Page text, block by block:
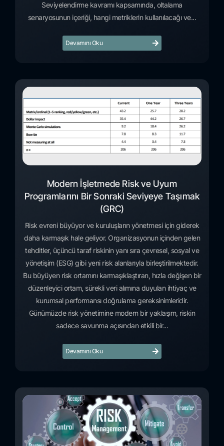
Seviyelendirme kavramı kapsamında, oltalama
senaryosunun içeriği, hangi metriklerin kullanılacağı ve...
Devamını Oku
Modern İşletmede Risk ve Uyum
Programlarını Bir Sonraki Seviyeye Taşımak
(GRC)
Risk evreni büyüyor ve kuruluşların yönetmesi için giderek
daha karmaşık hale geliyor. Organizasyonun içinden gelen
tehditler, üçüncü taraf riskinin yanı sıra çevresel, sosyal ve
yönetişim (ESG) gibi yeni risk alanlarıyla birleştirilmektedir.
Bu büyüyen risk ortamını karmaşıklaştıran, hızla değişen bir
düzenleyici ortam, sürekli veri alımına duyulan ihtiyaç ve
kurumsal performansı doğrulama gereksinimleridir.
Günümüzde risk yönetimine modern bir yaklaşım, riskin
sadece savunma açısından etkili bir...
Devamını Oku